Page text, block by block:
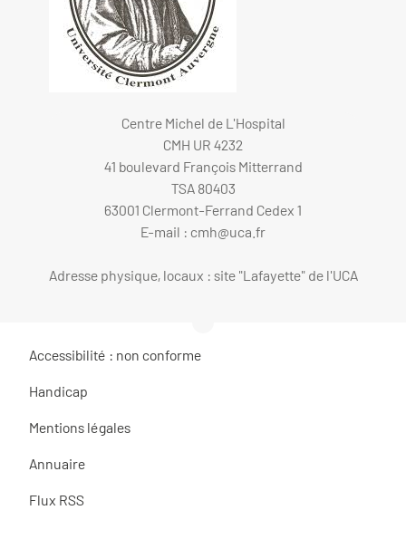
Centre Michel de L'Hospital
CMH UR 4232
41 boulevard François Mitterrand
TSA 80403
63001 Clermont-Ferrand Cedex 1
E-mail : cmh@uca.fr
Adresse physique, locaux : site "Lafayette" de l'UCA
Accessibilité : non conforme
Handicap
Mentions légales
Annuaire
Flux RSS